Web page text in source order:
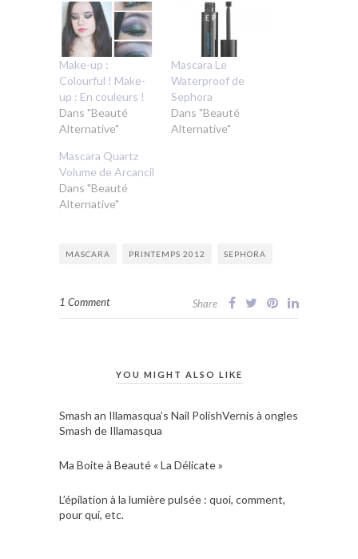
Make-up :
Colourful ! Make-
up : En couleurs !
Dans "Beauté
Alternative"
Mascara Le
Waterproof de
Sephora
Dans "Beauté
Alternative"
Mascara Quartz
Volume de Arcancil
Dans "Beauté
Alternative"
MASCARA PRINTEMPS 2012 SEPHORA
1 Comment Share
YOU MIGHT ALSO LIKE
Smash an Illamasqua’s Nail PolishVernis à ongles
Smash de Illamasqua
Ma Boite à Beauté « La Délicate »
L’épilation à la lumière pulsée : quoi, comment,
pour qui, etc.